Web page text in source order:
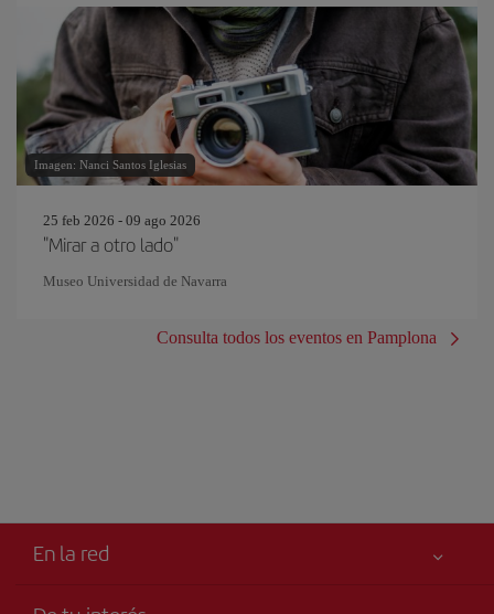
Imagen: Nanci Santos Iglesias
25 feb 2026 - 09 ago 2026
"Mirar a otro lado"
Museo Universidad de Navarra
Consulta todos los eventos en Pamplona
En la red